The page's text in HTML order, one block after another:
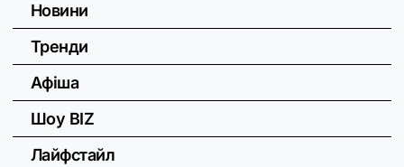
Новини
Тренди
Афіша
Шоу BIZ
Лайфстайл